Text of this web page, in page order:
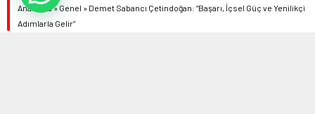
Anasayfa» Genel » Demet Sabancı Çetindoğan: “Başarı, İçsel Güç ve Yenilikçi
Adımlarla Gelir”